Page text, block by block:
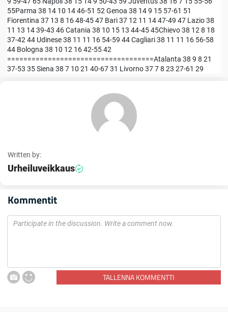
55Parma 38 14 10 14 46-51 52 Genoa 38 14 9 15 57-61 51
Fiorentina 37 13 8 16 48-45 47 Bari 37 12 11 14 47-49 47 Lazio 38
11 13 14 39-43 46 Catania 38 10 15 13 44-45 45Chievo 38 12 8 18
37-42 44 Udinese 38 11 11 16 54-59 44 Cagliari 38 11 11 16 56-58
44 Bologna 38 10 12 16 42-55 42
====================================Atalanta 38 9 8 21
37-53 35 Siena 38 7 10 21 40-67 31 Livorno 37 7 8 23 27-61 29
Written by:
Urheiluveikkaus
Kommentit
TALLENNA KOMMENTTI